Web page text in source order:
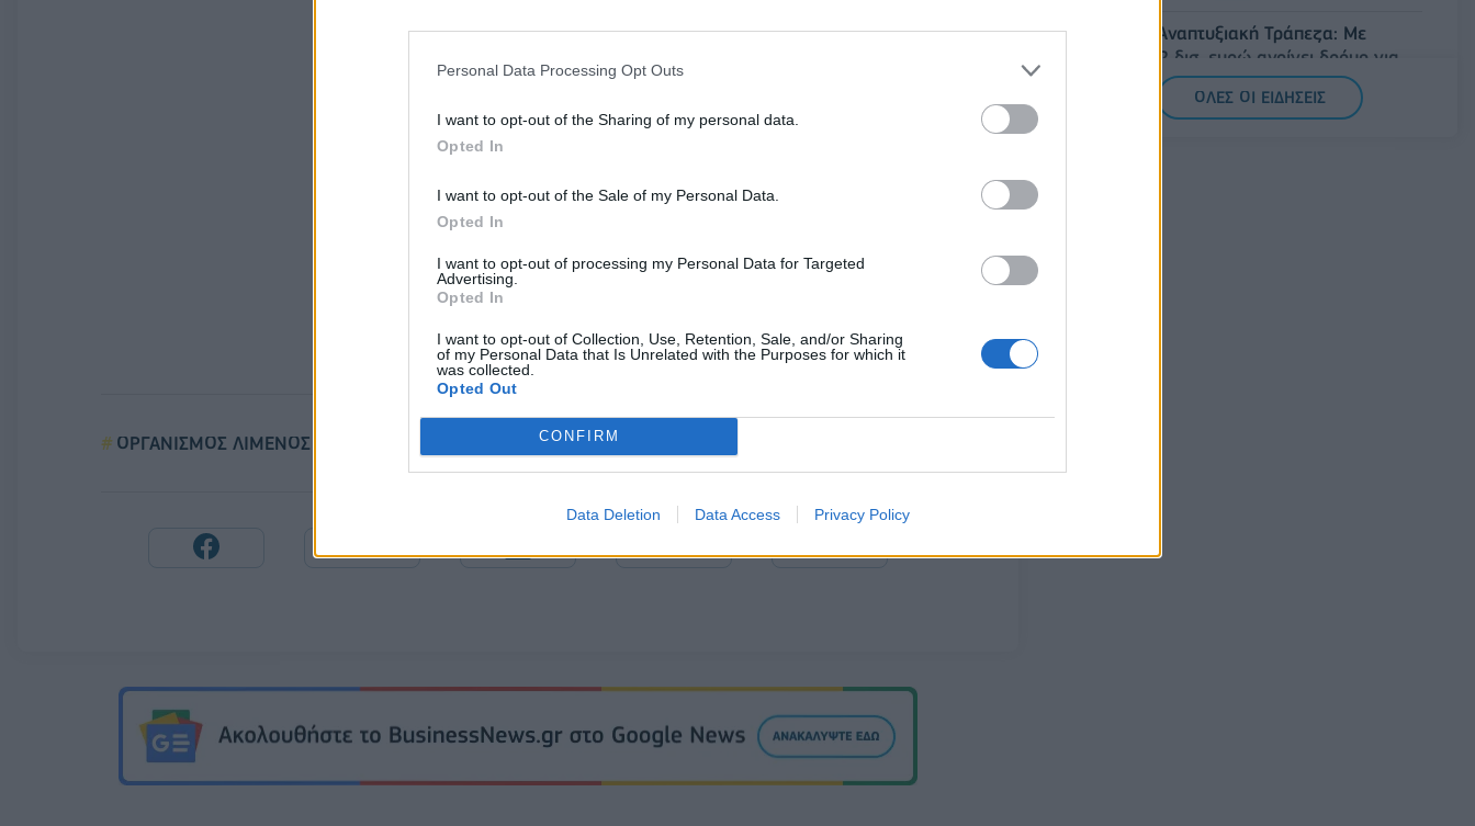
Personal Data Processing Opt Outs
I want to opt-out of the Sharing of my personal data.
Opted In
I want to opt-out of the Sale of my Personal Data.
Opted In
I want to opt-out of processing my Personal Data for Targeted
Advertising.
Opted In
I want to opt-out of Collection, Use, Retention, Sale, and/or Sharing
of my Personal Data that Is Unrelated with the Purposes for which it
was collected.
Opted Out
CONFIRM
Data Deletion Data Access Privacy Policy
ΟΡΓΑΝΙΣΜΟΣ ΛΙΜΕΝΟΣ ΒΟΛΟΥ ΠΡΟΣΦΟΡΕΣ
Ελληνική Αναπτυξιακή Τράπεζα: Με
«προίκα» 2 δισ. ευρώ ανοίγει δρόμο για
δάνεια έως 5 δισ. σε μικρομεσαίες
08/08/2026 - 11:22
ΟΛΕΣ ΟΙ ΕΙΔΗΣΕΙΣ